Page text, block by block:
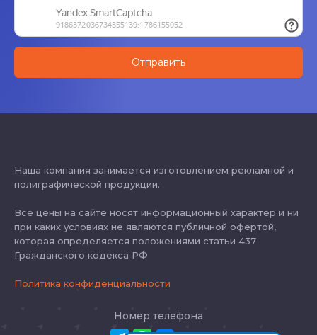
Наша компания занимается изготовлением рекламной и
полиграфической продукции.
Все цены на сайте носят информационный характер и ни
при каких условиях не являются публичной офертой,
которая определяется положениями статьи 437
Гражданского кодекса РФ
Политика конфиденциальности
Номер телефона